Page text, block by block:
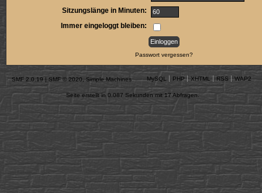
Sitzungslänge in Minuten:
Immer eingeloggt bleiben:
Passwort vergessen?
SMF 2.0.19 | SMF © 2020 ,Simple Machines MySQL PHP XHTML RSS WAP2
Seite erstellt in 0.087 Sekunden mit 17 Abfragen.